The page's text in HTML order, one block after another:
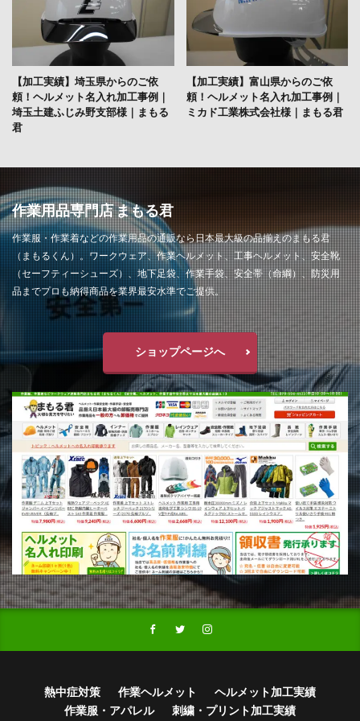
【加工実績】埼玉県からのご依
頼！ヘルメット名入れ加工事例｜
埼玉土建ふじみ野支部様｜まもる
君
【加工実績】富山県からのご依
頼！ヘルメット名入れ加工事例｜
ミカド工業株式会社様｜まもる君
作業用品専門店 まもる君
作業服・作業着などの作業用品の通販なら日本最大級の品揃えのまもる君
（まもるくん）。ワークウェア、作業ヘルメット、工事ヘルメット、安全靴
（セーフティーシューズ）、地下足袋、作業手袋、安全帯（命綱）、防災用
品までプロも納得商品を業界最安水準でご提供。
ショップページへ
熱中症対策 作業ヘルメット
ヘルメット加工実績
作業服・アパレル
刺繍・プリント加工実績